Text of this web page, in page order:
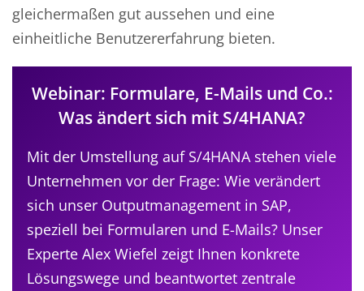
gleichermaßen gut aussehen und eine
einheitliche Benutzererfahrung bieten.
Webinar: Formulare, E-Mails und Co.:
Was ändert sich mit S/4HANA?
Mit der Umstellung auf S/4HANA stehen viele
Unternehmen vor der Frage: Wie verändert
sich unser Outputmanagement in SAP,
speziell bei Formularen und E-Mails? Unser
Experte Alex Wiefel zeigt Ihnen konkrete
Lösungswege und beantwortet zentrale